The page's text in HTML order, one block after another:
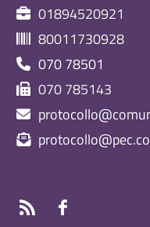
01894520921
80011730928
070 78501
070 785143